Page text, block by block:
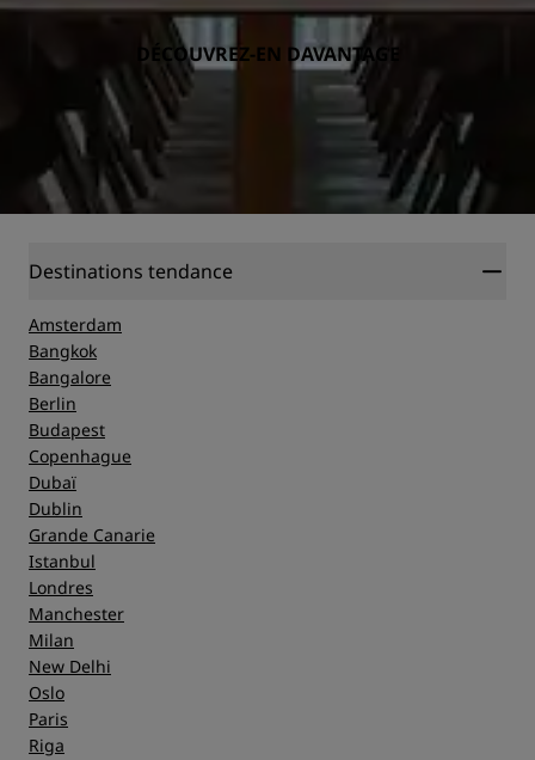
DÉCOUVREZ-EN DAVANTAGE
Destinations tendance
Amsterdam
Bangkok
Bangalore
Berlin
Budapest
Copenhague
Dubaï
Dublin
Grande Canarie
Istanbul
Londres
Manchester
Milan
New Delhi
Oslo
Paris
Riga